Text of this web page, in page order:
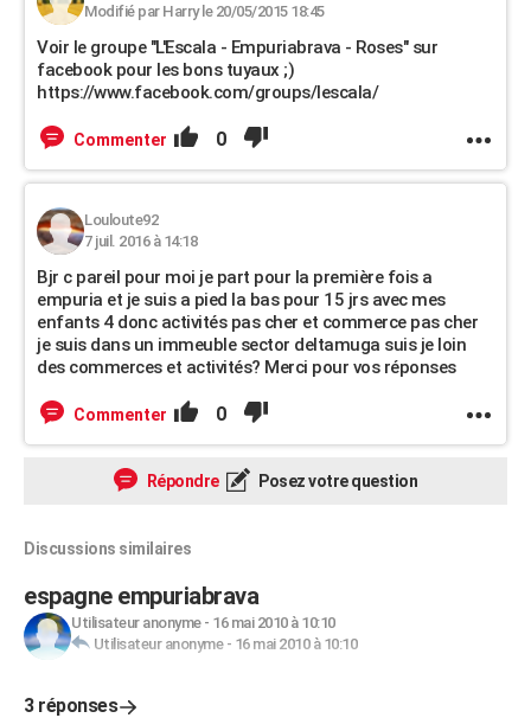
Modifié par Harry le 20/05/2015 18:45
Voir le groupe "L'Escala - Empuriabrava - Roses" sur
facebook pour les bons tuyaux ;)
https://www.facebook.com/groups/lescala/
Commenter 0
Louloute92
7 juil. 2016 à 14:18
Bjr c pareil pour moi je part pour la première fois a
empuria et je suis a pied la bas pour 15 jrs avec mes
enfants 4 donc activités pas cher et commerce pas cher
je suis dans un immeuble sector deltamuga suis je loin
des commerces et activités? Merci pour vos réponses
Commenter 0
Répondre Posez votre question
Discussions similaires
espagne empuriabrava
Utilisateur anonyme- 16 mai 2010 à 10:10
Utilisateur anonyme- 16 mai 2010 à 10:10
3 réponses